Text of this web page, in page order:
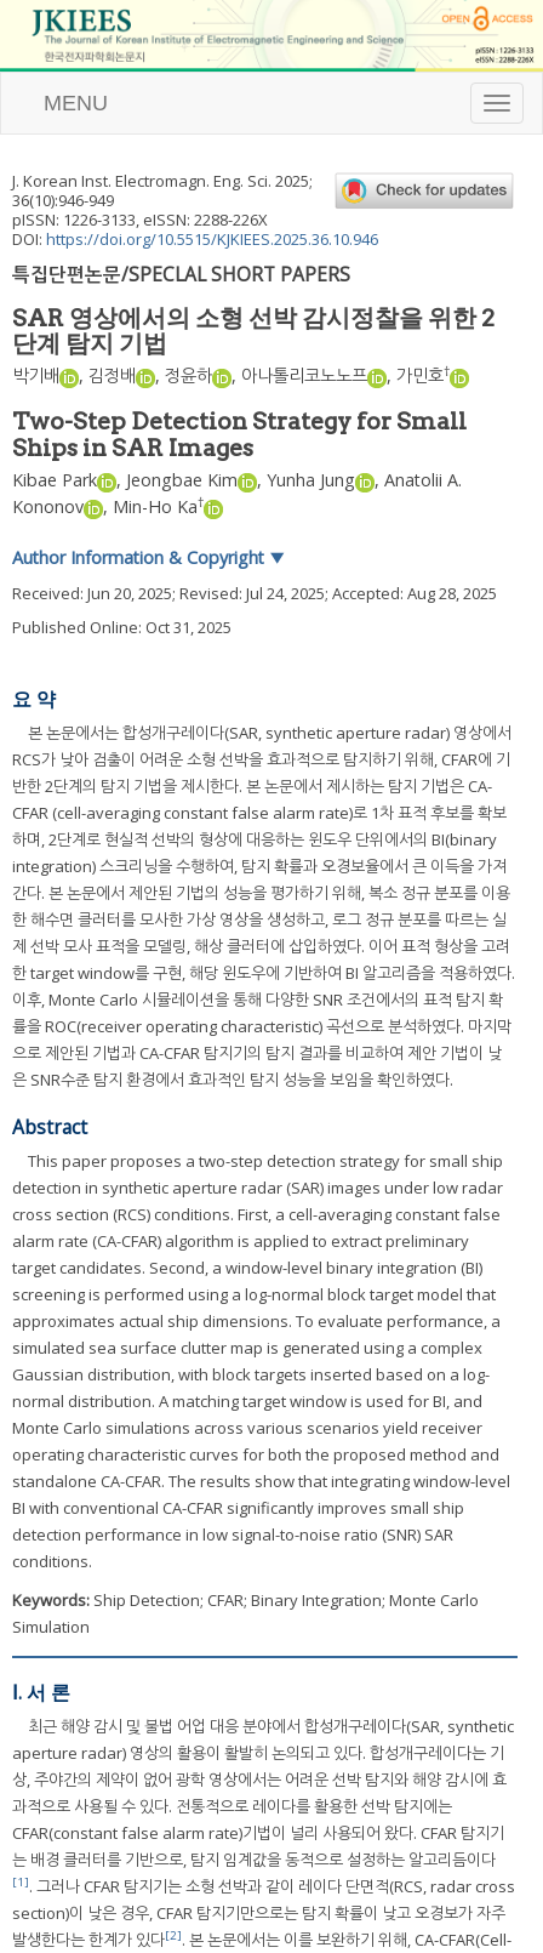
T
o
l
e
MENU
J. Korean Inst. Electromagn. Eng. Sci. 2025;
36(10):946-949
pISSN: 1226-3133, eISSN: 2288-226X
DOI: https://doi.org/10.5515/KJKIEES.2025.36.10.946
특집단편논문/SPECLAL SHORT PAPERS
SAR 영상에서의 소형 선박 감시정찰을 위한 2
단계 탐지 기법
박기배 , 김정배 , 정윤하 , 아나톨리코노노프 , 가민호†
Two-Step Detection Strategy for Small
Ships in SAR Images
Kibae Park , Jeongbae Kim , Yunha Jung , Anatolii A.
Kononov
, Min-Ho Ka†
Author Information & Copyright ▼
Received: Jun 20, 2025; Revised: Jul 24, 2025; Accepted: Aug 28, 2025
Published Online: Oct 31, 2025
요 약
본 논문에서는 합성개구레이다(SAR, synthetic aperture radar) 영상에서
RCS가 낮아 검출이 어려운 소형 선박을 효과적으로 탐지하기 위해, CFAR에 기
반한 2단계의 탐지 기법을 제시한다. 본 논문에서 제시하는 탐지 기법은 CA-
CFAR (cell-averaging constant false alarm rate)로 1차 표적 후보를 확보
하며, 2단계로 현실적 선박의 형상에 대응하는 윈도우 단위에서의 BI(binary
integration) 스크리닝을 수행하여, 탐지 확률과 오경보율에서 큰 이득을 가져
간다. 본 논문에서 제안된 기법의 성능을 평가하기 위해, 복소 정규 분포를 이용
한 해수면 클러터를 모사한 가상 영상을 생성하고, 로그 정규 분포를 따르는 실
제 선박 모사 표적을 모델링, 해상 클러터에 삽입하였다. 이어 표적 형상을 고려
한 target window를 구현, 해당 윈도우에 기반하여 BI 알고리즘을 적용하였다.
이후, Monte Carlo 시뮬레이션을 통해 다양한 SNR 조건에서의 표적 탐지 확
률을 ROC(receiver operating characteristic) 곡선으로 분석하였다. 마지막
으로 제안된 기법과 CA-CFAR 탐지기의 탐지 결과를 비교하여 제안 기법이 낮
은 SNR수준 탐지 환경에서 효과적인 탐지 성능을 보임을 확인하였다.
Abstract
This paper proposes a two-step detection strategy for small ship
detection in synthetic aperture radar (SAR) images under low radar
cross section (RCS) conditions. First, a cell-averaging constant false
alarm rate (CA-CFAR) algorithm is applied to extract preliminary
target candidates. Second, a window-level binary integration (BI)
screening is performed using a log-normal block target model that
approximates actual ship dimensions. To evaluate performance, a
simulated sea surface clutter map is generated using a complex
Gaussian distribution, with block targets inserted based on a log-
normal distribution. A matching target window is used for BI, and
Monte Carlo simulations across various scenarios yield receiver
operating characteristic curves for both the proposed method and
standalone CA-CFAR. The results show that integrating window-level
BI with conventional CA-CFAR significantly improves small ship
detection performance in low signal-to-noise ratio (SNR) SAR
conditions.
Keywords: Ship Detection; CFAR; Binary Integration; Monte Carlo
Simulation
Ⅰ. 서 론
최근 해양 감시 및 불법 어업 대응 분야에서 합성개구레이다(SAR, synthetic
aperture radar) 영상의 활용이 활발히 논의되고 있다. 합성개구레이다는 기
상, 주야간의 제약이 없어 광학 영상에서는 어려운 선박 탐지와 해양 감시에 효
과적으로 사용될 수 있다. 전통적으로 레이다를 활용한 선박 탐지에는
CFAR(constant false alarm rate)기법이 널리 사용되어 왔다. CFAR 탐지기
는 배경 클러터를 기반으로, 탐지 임계값을 동적으로 설정하는 알고리듬이다
[1]. 그러나 CFAR 탐지기는 소형 선박과 같이 레이다 단면적(RCS, radar cross
section)이 낮은 경우, CFAR 탐지기만으로는 탐지 확률이 낮고 오경보가 자주
발생한다는 한계가 있다[2]. 본 논문에서는 이를 보완하기 위해, CA-CFAR(Cell-